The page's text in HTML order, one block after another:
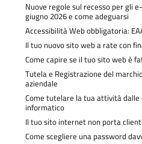
Nuove regole sul recesso per gli
giugno 2026 e come adeguarsi
Accessibilità Web obbligatoria:
Il tuo nuovo sito web a rate con
Come capire se il tuo sito web è
Tutela e Registrazione del
aziendale
Come tutelare la tua attività
informatico
Il tuo sito internet non porta
Come scegliere una password